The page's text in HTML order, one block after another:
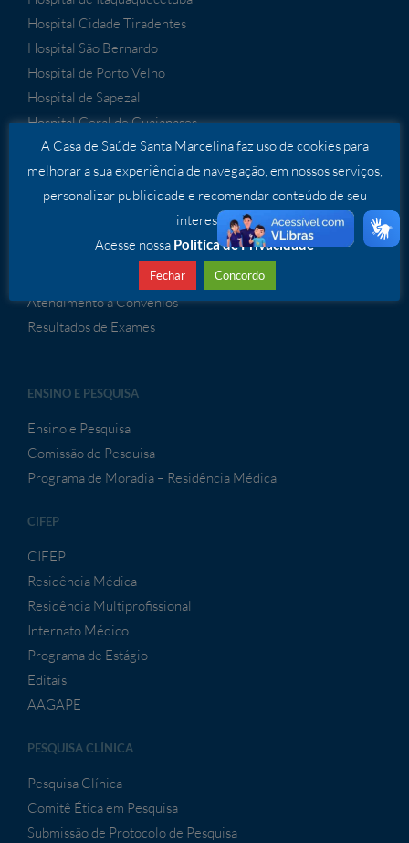
Hospital Cidade Tiradentes
Hospital São Bernardo
Hospital de Porto Velho
Hospital de Sapezal
Hospital Geral de Guaianases
ATENDIMENTO À CONVÊNIOS
Atendimento a Convênios
Resultados de Exames
ENSINO E PESQUISA
Ensino e Pesquisa
Comissão de Pesquisa
Programa de Moradia – Residência Médica
CIFEP
CIFEP
Residência Médica
Residência Multiprofissional
Internato Médico
Programa de Estágio
Editais
AAGAPE
PESQUISA CLÍNICA
Pesquisa Clínica
Comitê Ética em Pesquisa
Submissão de Protocolo de Pesquisa
A Casa de Saúde Santa Marcelina faz uso de cookies para
melhorar a sua experiência de navegação, em nossos serviços,
personalizar publicidade e recomendar conteúdo de seu
interesse.
Acesse nossa Politíca de Privacidade
Fechar Concordo